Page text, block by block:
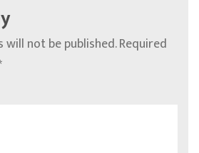
will not be published.Required